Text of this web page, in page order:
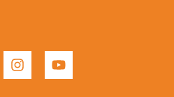
I
n
s
Y
o
u